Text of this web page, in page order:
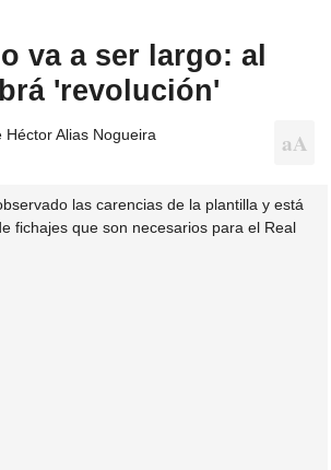
va a ser largo: al
'revolución'
Héctor Alias Nogueira
las carencias de la plantilla y está
fichajes que son necesarios para el Real